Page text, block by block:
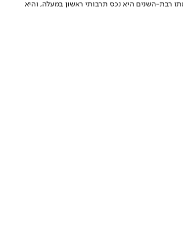
רבת-השנים היא נכס תרבותי ראשון במעלה, והיא